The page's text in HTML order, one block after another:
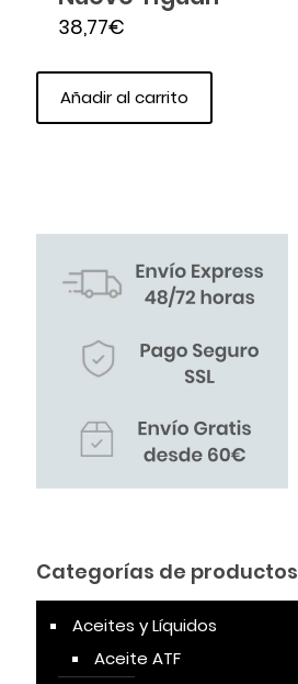
38,77€
Añadir al carrito
Categorías de productos
Aceites y Líquidos
Aceite ATF